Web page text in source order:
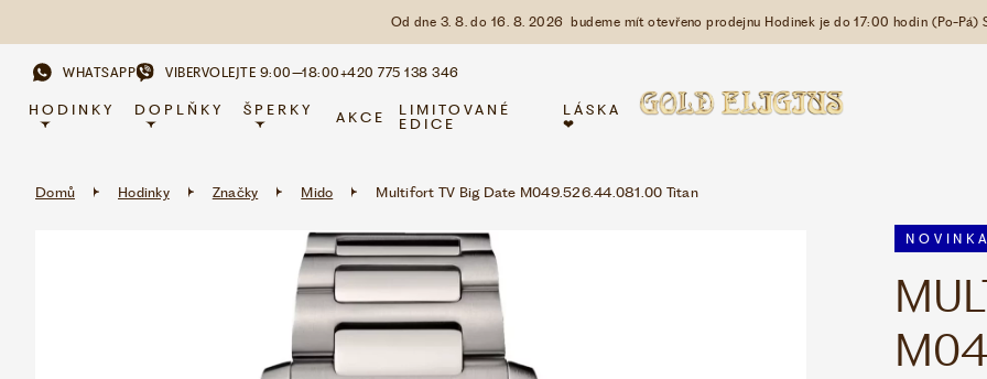
Od dne 3. 8. do 16. 8. 2026 budeme mít otevřeno prodejnu Hodinek je do 17:00 hodin (Po-Pá)
WHATSAPP VIBERVOLEJTE 9:00–18:00+420 775 138 346
HODINKY DOPLŇKY ŠPERKY AKCE
LIMITOVANÉ
EDICE
LÁSKA
❤
Domů Hodinky Značky Mido Multifort TV Big Date M049.526.44.081.00 Titan